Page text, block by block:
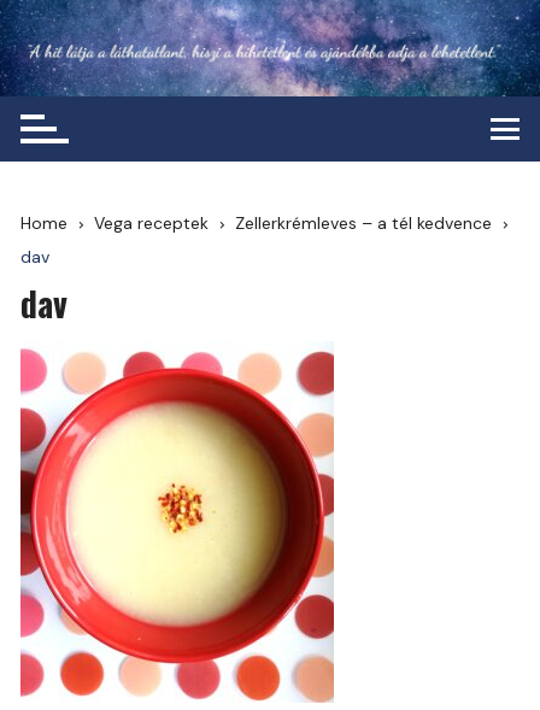
Skip
to
content
Home Vega receptek
Zellerkrémleves – a tél kedvence
dav
dav